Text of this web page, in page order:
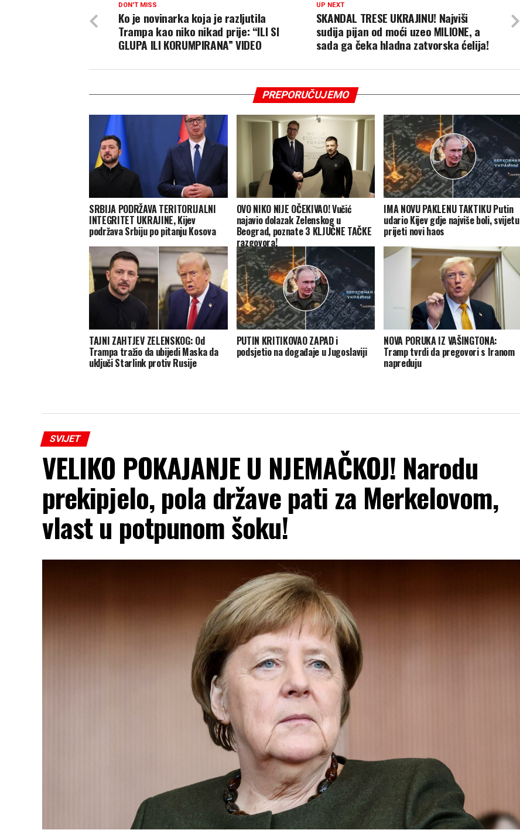
UP NEXT
SKANDAL TRESE UKRAJINU! Najviši
sudija pijan od moći uzeo MILIONE, a
sada ga čeka hladna zatvorska ćelija!
DON'T MISS
Ko je novinarka koja je razljutila
Trampa kao niko nikad prije: “ILI SI
GLUPA ILI KORUMPIRANA” VIDEO
PREPORUČUJEMO
SRBIJA PODRŽAVA TERITORIJALNI
INTEGRITET UKRAJINE, Kijev
podržava Srbiju po pitanju Kosova
OVO NIKO NIJE OČEKIVAO! Vučić
najavio dolazak Zelenskog u
Beograd, poznate 3 KLJUČNE TAČKE
razgovora!
IMA NOVU PAKLENU TAKTIKU Putin
udario Kijev gdje najviše boli, svijetu
prijeti novi haos
TAJNI ZAHTJEV ZELENSKOG: Od
Trampa tražio da ubijedi Maska da
uključi Starlink protiv Rusije
PUTIN KRITIKOVAO ZAPAD i
podsjetio na događaje u Jugoslaviji
NOVA PORUKA IZ VAŠINGTONA:
Tramp tvrdi da pregovori s Iranom
napreduju
SVIJET
VELIKO POKAJANJE U NJEMAČKOJ! Narodu
prekipjelo, pola države pati za Merkelovom,
vlast u potpunom šoku!